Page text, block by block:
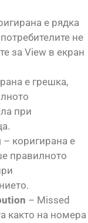
е рядка
не
за View в екран
е грешка,
при
– коригирана е
правилното
– Missed
както на номера